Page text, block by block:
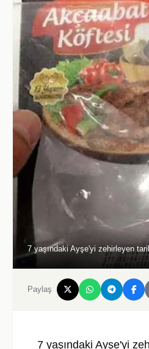
7 yaşındaki Ayşe'yi zehirleyen
Paylaş
7 yaşındaki Ayşe'yi